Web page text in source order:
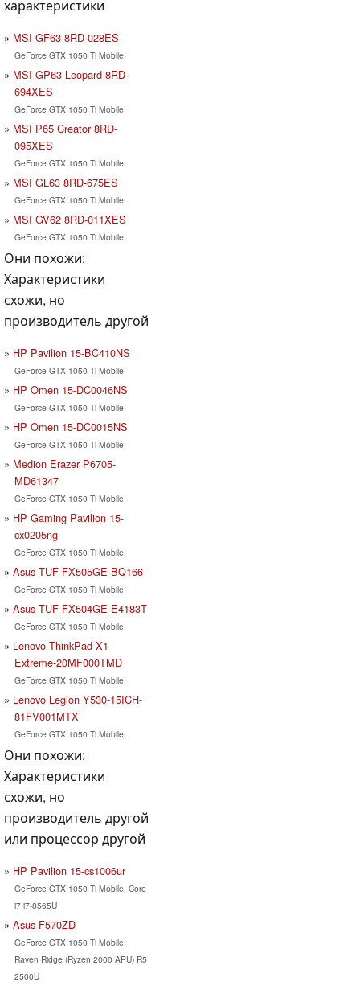
характеристики
MSI GF63 8RD-028ES
GeForce GTX 1050 Ti Mobile
MSI GP63 Leopard 8RD-
694XES
GeForce GTX 1050 Ti Mobile
MSI P65 Creator 8RD-
095XES
GeForce GTX 1050 Ti Mobile
MSI GL63 8RD-675ES
GeForce GTX 1050 Ti Mobile
MSI GV62 8RD-011XES
GeForce GTX 1050 Ti Mobile
Они похожи:
Характеристики
схожи, но
производитель другой
HP Pavilion 15-BC410NS
GeForce GTX 1050 Ti Mobile
HP Omen 15-DC0046NS
GeForce GTX 1050 Ti Mobile
HP Omen 15-DC0015NS
GeForce GTX 1050 Ti Mobile
Medion Erazer P6705-
MD61347
GeForce GTX 1050 Ti Mobile
HP Gaming Pavilion 15-
cx0205ng
GeForce GTX 1050 Ti Mobile
Asus TUF FX505GE-BQ166
GeForce GTX 1050 Ti Mobile
Asus TUF FX504GE-E4183T
GeForce GTX 1050 Ti Mobile
Lenovo ThinkPad X1
Extreme-20MF000TMD
GeForce GTX 1050 Ti Mobile
Lenovo Legion Y530-15ICH-
81FV001MTX
GeForce GTX 1050 Ti Mobile
Они похожи:
Характеристики
схожи, но
производитель другой
или процессор другой
HP Pavilion 15-cs1006ur
GeForce GTX 1050 Ti Mobile, Core
i7 i7-8565U
Asus F570ZD
GeForce GTX 1050 Ti Mobile,
Raven Ridge (Ryzen 2000 APU) R5
2500U